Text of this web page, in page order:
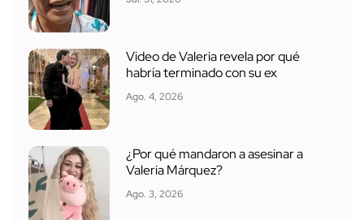
Video de Valeria revela por qué
habría terminado con su ex
Ago. 4, 2026
¿Por qué mandaron a asesinar a
Valeria Márquez?
Ago. 3, 2026